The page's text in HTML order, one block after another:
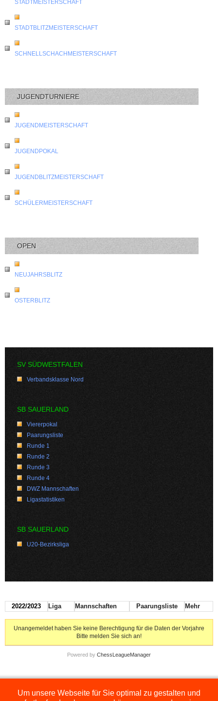
STADTMEISTERSCHAFT
STADTBLITZMEISTERSCHAFT
SCHNELLSCHACHMEISTERSCHAFT
JUGENDTURNIERE
JUGENDMEISTERSCHAFT
JUGENDPOKAL
JUGENDBLITZMEISTERSCHAFT
SCHÜLERMEISTERSCHAFT
OPEN
NEUJAHRSBLITZ
OSTERBLITZ
SV SÜDWESTFALEN
Verbandsklasse Nord
SB SAUERLAND
Viererpokal
Paarungsliste
Runde 1
Runde 2
Runde 3
Runde 4
DWZ Mannschaften
Ligastatistiken
SB SAUERLAND
U20-Bezirksliga
2022/2023 Liga Mannschaften Paarungsliste Mehr
Unangemeldet haben Sie keine Berechtigung für die Daten der Vorjahre
Bitte melden Sie sich an!
Powered by ChessLeagueManager
Die hier dargestellten Ligen werden extern angezeigt und befinden sich im
Um unsere Webseite für Sie optimal zu gestalten und